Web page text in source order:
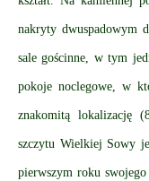
nakryty dwuspadowym
sale gościnne, w tym
pokoje noclegowe, w
znakomitą lokalizację
szczytu Wielkiej Sowy
pierwszym roku